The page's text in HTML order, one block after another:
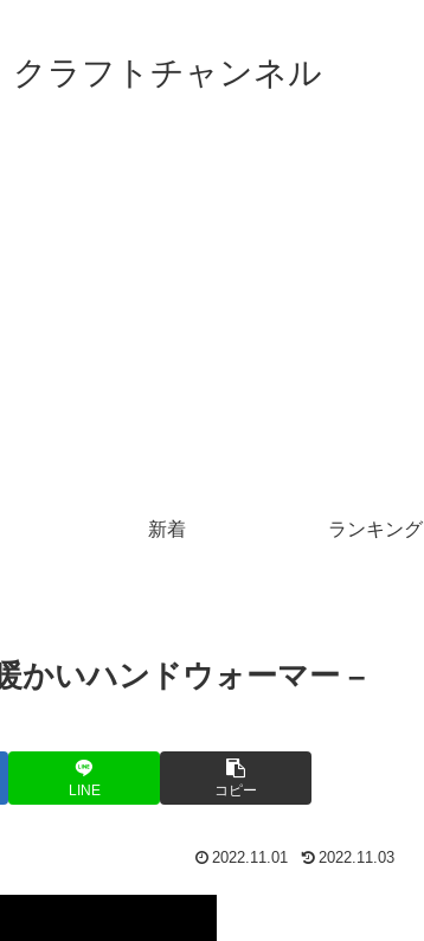
クラフトチャンネル
新着 ランキング
かいハンドウォーマー –
LINE コピー
2022.11.01 2022.11.03